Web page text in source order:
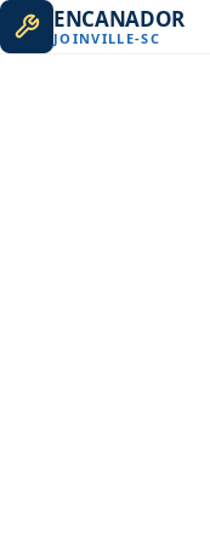
ENCANADOR
JOINVILLE-SC